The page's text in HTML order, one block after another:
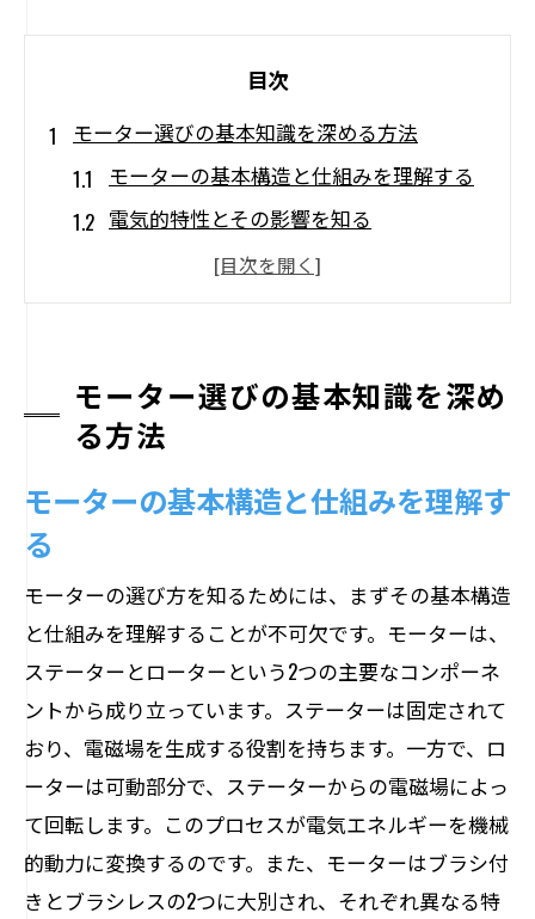
目次
モーター選びの基本知識を深める方法
モーターの基本構造と仕組みを理解する
電気的特性とその影響を知る
物理的特性の選び方を学ぶ
モーターの効率とエネルギー消費につい
異なるタイプのモーターの特徴を比較す
る
びの変化
家庭用モーターの選び方と注意点
産業用モーターに求められる性能
特殊用途に適したモーターの特徴
省エネを考慮した選び方のポイント
用途ごとのモーター選びの成功事例
目的達成のためのモーター選択基準
モーター性能を最大化する選定のコツ
最高のパフォーマンスを引き出す方法
モーター選びの基本知識を深め
る方法
モーターの基本構造と仕組みを理解す
る
モーターの選び方を知るためには、まずその基本構造
と仕組みを理解することが不可欠です。モーターは、
ステーターとローターという2つの主要なコンポーネ
ントから成り立っています。ステーターは固定されて
おり、電磁場を生成する役割を持ちます。一方で、ロ
ーターは可動部分で、ステーターからの電磁場によっ
て回転します。このプロセスが電気エネルギーを機械
的動力に変換するのです。また、モーターはブラシ付
きとブラシレスの2つに大別され、それぞれ異なる特